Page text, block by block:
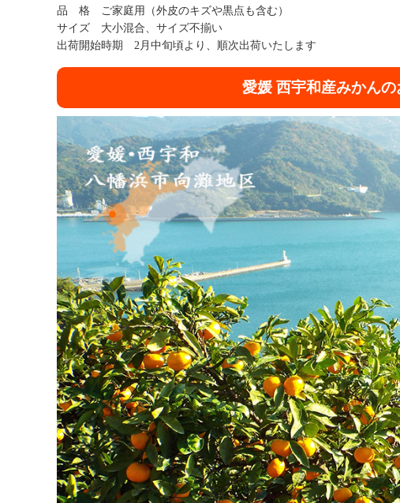
品 格 ご家庭用（外皮のキズや黒点も含む）
サイズ 大小混合、サイズ不揃い
出荷開始時期 2月中旬頃より、順次出荷いたします
愛媛 西宇和産みかんの